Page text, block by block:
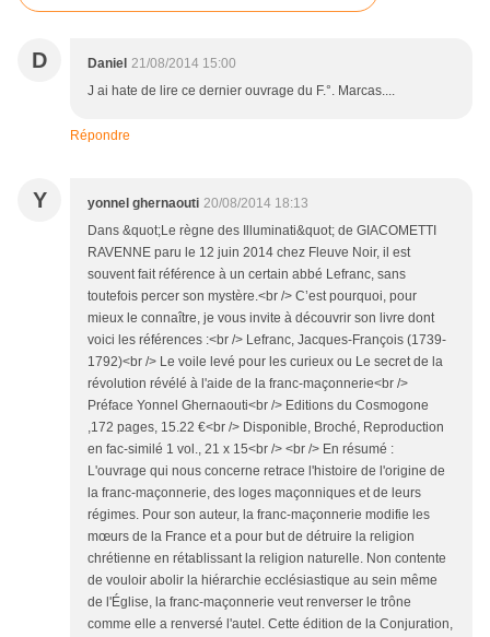
D Daniel 21/08/2014 15:00
J ai hate de lire ce dernier ouvrage du F.°. Marcas....
Répondre
Y yonnel ghernaouti 20/08/2014 18:13
Dans &quot;Le règne des Illuminati&quot; de GIACOMETTI
RAVENNE paru le 12 juin 2014 chez Fleuve Noir, il est
souvent fait référence à un certain abbé Lefranc, sans
toutefois percer son mystère.<br /> C’est pourquoi, pour
mieux le connaître, je vous invite à découvrir son livre dont
voici les références :<br /> Lefranc, Jacques-François (1739-
1792)<br /> Le voile levé pour les curieux ou Le secret de la
révolution révélé à l'aide de la franc-maçonnerie<br />
Préface Yonnel Ghernaouti<br /> Editions du Cosmogone
,172 pages, 15.22 €<br /> Disponible, Broché, Reproduction
en fac-similé 1 vol., 21 x 15<br /> <br /> En résumé :
L'ouvrage qui nous concerne retrace l'histoire de l'origine de
la franc-maçonnerie, des loges maçonniques et de leurs
régimes. Pour son auteur, la franc-maçonnerie modifie les
mœurs de la France et a pour but de détruire la religion
chrétienne en rétablissant la religion naturelle. Non contente
de vouloir abolir la hiérarchie ecclésiastique au sein même
de l'Église, la franc-maçonnerie veut renverser le trône
comme elle a renversé l'autel. Cette édition de la Conjuration,